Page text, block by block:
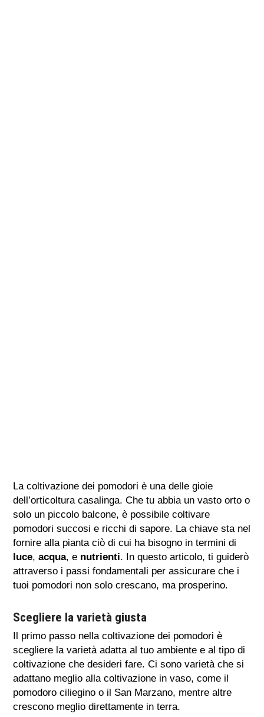
La coltivazione dei pomodori è una delle gioie
dell’orticoltura casalinga. Che tu abbia un vasto orto o
solo un piccolo balcone, è possibile coltivare
pomodori succosi e ricchi di sapore. La chiave sta nel
fornire alla pianta ciò di cui ha bisogno in termini di
luce,acqua, e nutrienti. In questo articolo, ti guiderò
attraverso i passi fondamentali per assicurare che i
tuoi pomodori non solo crescano, ma prosperino.
Scegliere la varietà giusta
Il primo passo nella coltivazione dei pomodori è
scegliere la varietà adatta al tuo ambiente e al tipo di
coltivazione che desideri fare. Ci sono varietà che si
adattano meglio alla coltivazione in vaso, come il
pomodoro ciliegino o il San Marzano, mentre altre
crescono meglio direttamente in terra.